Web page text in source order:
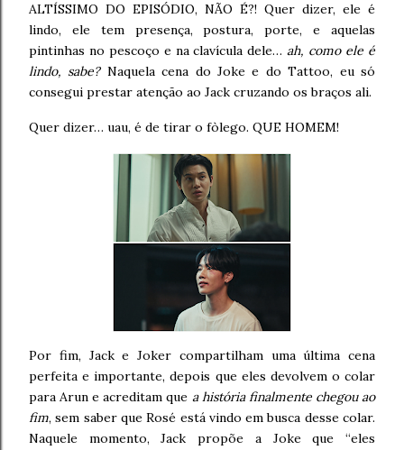
ALTÍSSIMO DO EPISÓDIO, NÃO É?! Quer dizer, ele é
lindo, ele tem presença, postura, porte, e aquelas
pintinhas no pescoço e na clavícula dele…ah, como ele é
lindo, sabe?Naquela cena do Joke e do Tattoo, eu só
consegui prestar atenção ao Jack cruzando os braços ali.
Quer dizer… uau, é de tirar o fòlego. QUE HOMEM!
Por fim, Jack e Joker compartilham uma última cena
perfeita e importante, depois que eles devolvem o colar
para Arun e acreditam que a história finalmente chegou ao
fim, sem saber que Rosé está vindo em busca desse colar.
Naquele momento, Jack propõe a Joke que “eles